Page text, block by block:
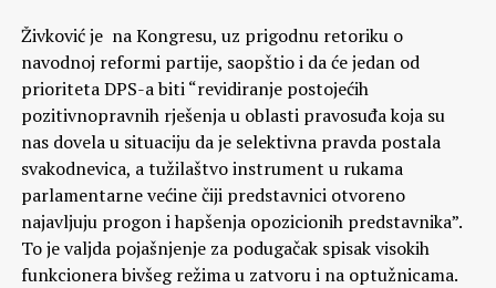
Živković je na Kongresu, uz prigodnu retoriku o
navodnoj reformi partije, saopštio i da će jedan od
prioriteta DPS-a biti “revidiranje postojećih
pozitivnopravnih rješenja u oblasti pravosuđa koja su
nas dovela u situaciju da je selektivna pravda postala
svakodnevica, a tužilaštvo instrument u rukama
parlamentarne većine čiji predstavnici otvoreno
najavljuju progon i hapšenja opozicionih predstavnika”.
To je valjda pojašnjenje za podugačak spisak visokih
funkcionera bivšeg režima u zatvoru i na optužnicama.